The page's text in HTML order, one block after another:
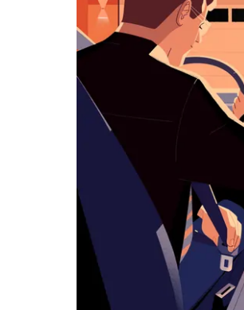
择
期。
按
关
闭
日
历。